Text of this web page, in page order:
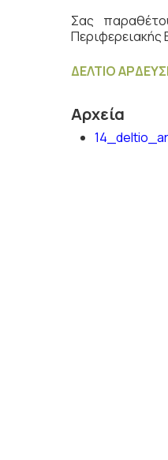
Σας
Περιφερειακής
ΔΕΛΤΙΟ
Αρχεία